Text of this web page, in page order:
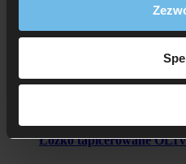
Łóżko tapicerowane